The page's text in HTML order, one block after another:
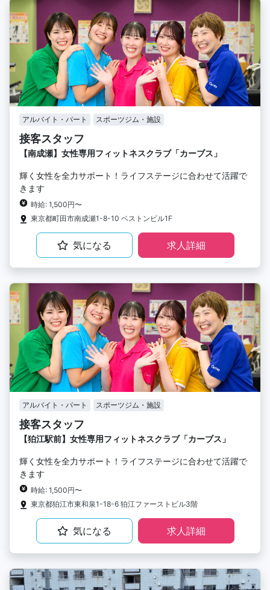
アルバイト・パート スポーツジム・施設
接客スタッフ
【南成瀬】女性専用フィットネスクラブ「カーブス」
輝く女性を全力サポート！ライフステージに合わせて活躍で
きます
時給: 1,500円〜
東京都町田市南成瀬1-8-10 ベストンビル1F
気になる 求人詳細
アルバイト・パート スポーツジム・施設
接客スタッフ
【狛江駅前】女性専用フィットネスクラブ「カーブス」
輝く女性を全力サポート！ライフステージに合わせて活躍で
きます
時給: 1,500円〜
東京都狛江市東和泉1-18-6 狛江ファーストビル3階
気になる 求人詳細